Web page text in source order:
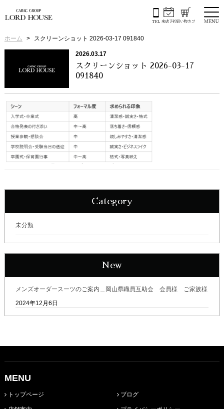
ホーム スクリーンショット 2026-03-17 091840
2026.03.17
スクリーンショット 2026-03-17
091840
Category
未分類
New
メンズオーダースーツのご案内＿岡山県職員互助会 会員様 ご家族様
2024年12月6日
MENU
トップページ ブログ